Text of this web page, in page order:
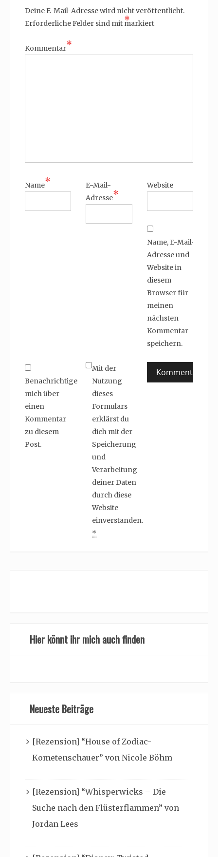
Deine E-Mail-Adresse wird nicht veröffentlicht.
Erforderliche Felder sind mit *
markiert
Kommentar*
Name*
E-Mail-
Adresse*
Website
Name, E-Mail-
Adresse und
Website in
diesem
Browser für
meinen
nächsten
Kommentar
speichern.
Benachrichtige
mich über
einen
Kommentar
zu diesem
Post.
Mit der
Nutzung
dieses
Formulars
erklärst du
dich mit der
Speicherung
und
Verarbeitung
deiner Daten
durch diese
Website
einverstanden.
*
Hier könnt ihr mich auch finden
Neueste Beiträge
[Rezension] “House of Zodiac-
Kometenschauer” von Nicole Böhm
[Rezension] “Whisperwicks – Die
Suche nach den Flüsterflammen” von
Jordan Lees